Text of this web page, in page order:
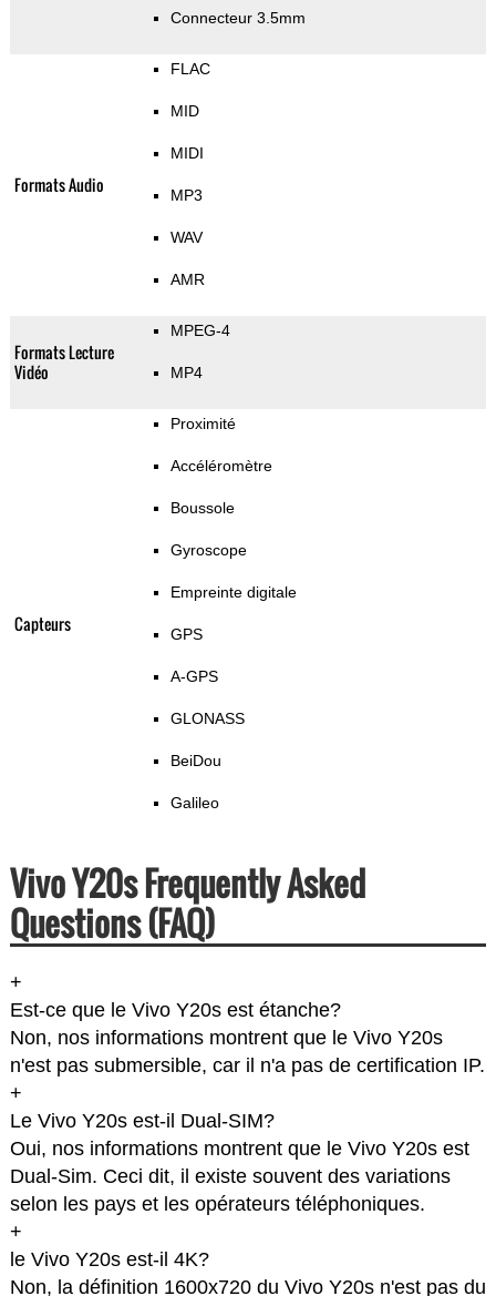
Connecteur 3.5mm
Formats Audio
FLAC
MID
MIDI
MP3
WAV
AMR
Formats Lecture
Vidéo
MPEG-4
MP4
Capteurs
Proximité
Accéléromètre
Boussole
Gyroscope
Empreinte digitale
GPS
A-GPS
GLONASS
BeiDou
Galileo
Vivo Y20s Frequently Asked
Questions (FAQ)
+
Est-ce que le Vivo Y20s est étanche?
Non, nos informations montrent que le Vivo Y20s
n'est pas submersible, car il n'a pas de certification IP.
+
Le Vivo Y20s est-il Dual-SIM?
Oui, nos informations montrent que le Vivo Y20s est
Dual-Sim. Ceci dit, il existe souvent des variations
selon les pays et les opérateurs téléphoniques.
+
le Vivo Y20s est-il 4K?
Non, la définition 1600x720 du Vivo Y20s n'est pas du